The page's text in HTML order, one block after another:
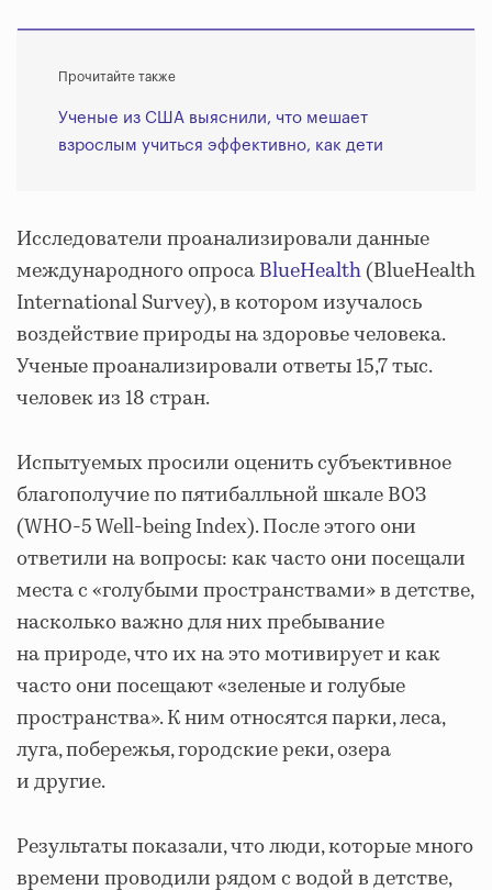
Прочитайте также
Ученые из США выяснили, что мешает
взрослым учиться эффективно, как дети
Исследователи проанализировали данные
международного опросаBlueHealth(BlueHealth
International Survey), в котором изучалось
воздействие природы на здоровье человека.
Ученые проанализировали ответы 15,7 тыс.
человек из 18 стран.
Испытуемых просили оценить субъективное
благополучие по пятибалльной шкале ВОЗ
(WHO-5 Well-being Index). После этого они
ответили на вопросы: как часто они посещали
места с «голубыми пространствами» в детстве,
насколько важно для них пребывание
на природе, что их на это мотивирует и как
часто они посещают «зеленые и голубые
пространства». К ним относятся парки, леса,
луга, побережья, городские реки, озера
и другие.
Результаты показали, что люди, которые много
времени проводили рядом с водой в детстве,